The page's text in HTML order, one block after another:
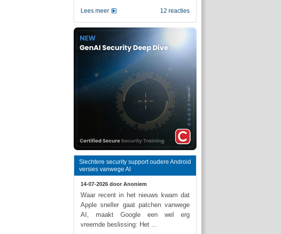
12 reacties
Lees meer
Slechtere security support oudere Android
versies vanwege AI
14-07-2026 door Anoniem
Waar recent in het nieuws kwam dat
Apple sneller gaat patchen vanwege
AI, maakt Google een wel erg
vreemde beslissing: Het ...